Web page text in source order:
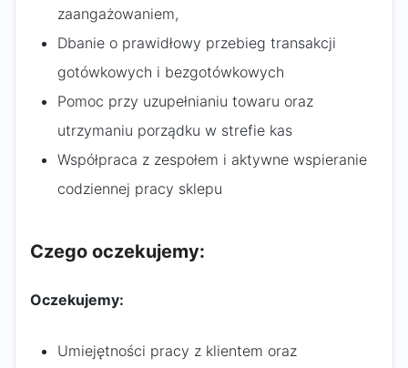
zaangażowaniem,
Dbanie o prawidłowy przebieg transakcji
gotówkowych i bezgotówkowych
Pomoc przy uzupełnianiu towaru oraz
utrzymaniu porządku w strefie kas
Współpraca z zespołem i aktywne wspieranie
codziennej pracy sklepu
Czego oczekujemy:
Oczekujemy:
Umiejętności pracy z klientem oraz